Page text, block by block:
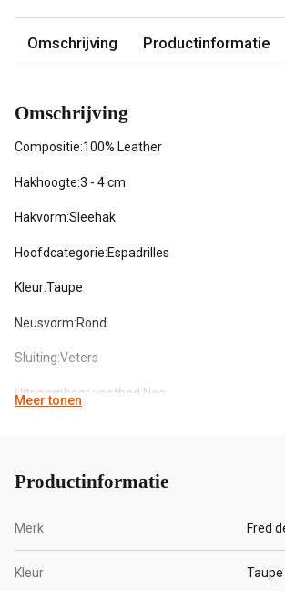
Omschrijving Productinformatie
Omschrijving
Compositie:100% Leather
Hakhoogte:3 - 4 cm
Hakvorm:Sleehak
Hoofdcategorie:Espadrilles
Kleur:Taupe
Neusvorm:Rond
Sluiting:Veters
Uitneembaar voetbed:Nee
Meer tonen
Productinformatie
Merk Fred
Kleur Taupe